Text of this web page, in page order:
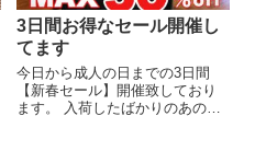
3日間お得なセール開催し
てます
今日から成人の日までの3日間
【新春セール】開催致しており
ます。 入荷したばかりのあのア